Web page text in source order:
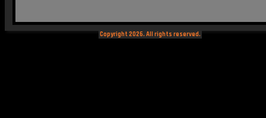
Copyright 2026. All rights reserved.